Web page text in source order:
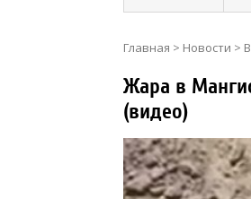
Главная > Новости >
Жара в
(видео)